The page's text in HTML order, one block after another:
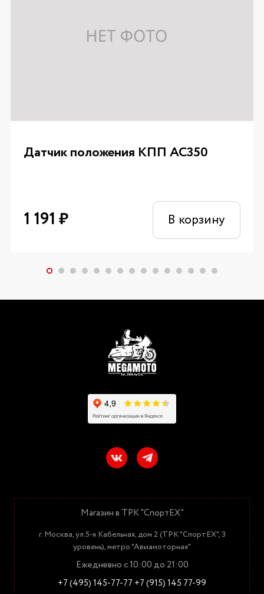
Датчик положения КПП AC350
1 191 ₽ В корзину
Магазин в ТРК "СпортЕХ"
г. Москва, ул.5-я Кабельная, дом 2 (ТРК "СпортЕХ", 3
уровень), метро "Авиамоторная"
Ежедневно с 10:00 до 21:00
+7 (495) 145-77-77 +7 (915) 145 77-99